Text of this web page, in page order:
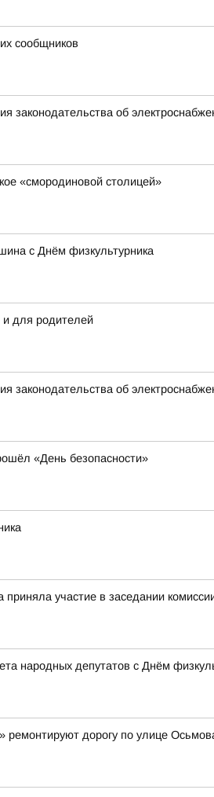
сообщников
законодательства об
«смородиновой столицей»
с Днём физкультурника
для родителей
законодательства об
«День безопасности»
участие в заседании
народных депутатов с Днём
ремонтируют дорогу по улице